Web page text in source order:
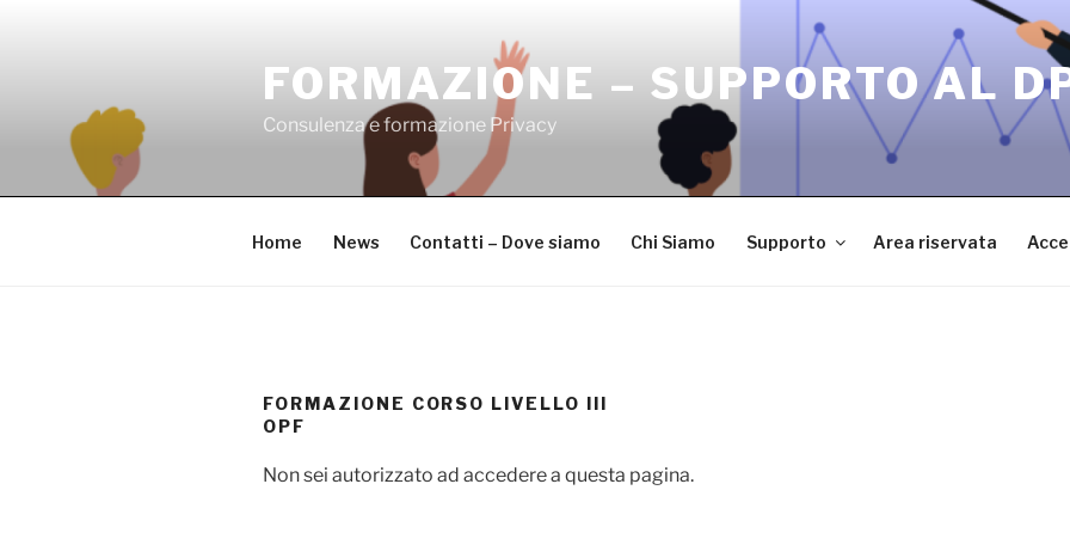
FORMAZIONE – SUPPORTO AL
Consulenza e formazione Privacy
Home News Contatti – Dove siamo Chi Siamo Supporto Area riservata
FORMAZIONE CORSO LIVELLO III
OPF
Non sei autorizzato ad accedere a questa pagina.